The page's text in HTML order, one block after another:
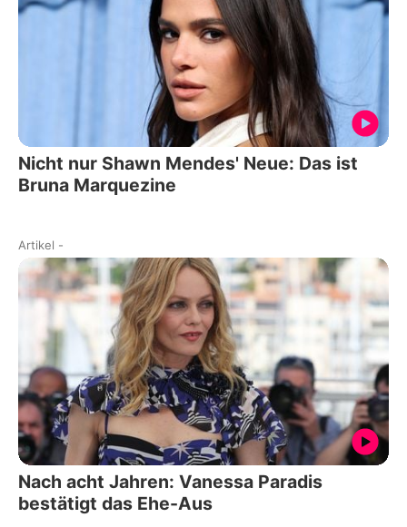
Nicht nur Shawn Mendes' Neue: Das ist
Bruna Marquezine
Artikel -
Nach acht Jahren: Vanessa Paradis
bestätigt das Ehe-Aus